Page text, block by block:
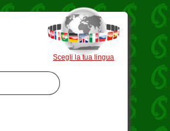
Scegli la tua lingua